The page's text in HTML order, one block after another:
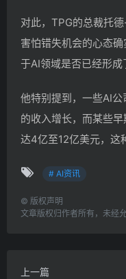
对此，TPG的总裁托
害怕错失机会的心态
于AI领域是否已经形
他特别提到，一些AI
的收入增长，而某些
达4亿至12亿美元，这
# AI资讯
© 版权声明
文章版权归作者所有，未经
上一篇